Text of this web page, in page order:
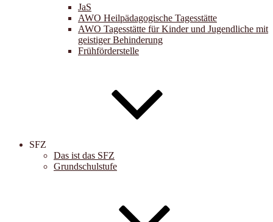
JaS
AWO Heilpädagogische Tagesstätte
AWO Tagesstätte für Kinder und Jugendliche mit
geistiger Behinderung
Frühförderstelle
SFZ
Das ist das SFZ
Grundschulstufe